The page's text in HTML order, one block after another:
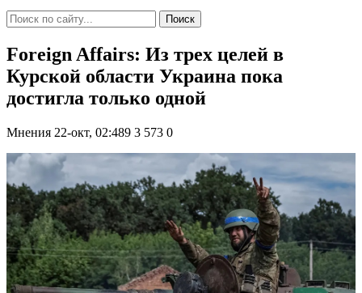
Поиск
Foreign Affairs: Из трех целей в
Курской области Украина пока
достигла только одной
Мнения 22-окт, 02:489 3 573 0